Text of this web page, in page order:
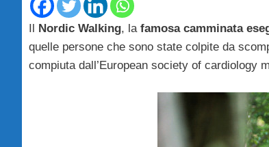
Il Nordic Walking, la famosa camminata
quelle persone che sono state colpite da
compiuta dall’European society of cardiology